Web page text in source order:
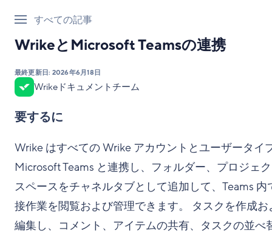
すべての記事
WrikeとMicrosoft Teamsの連携
最終更新日: 2026年6月18日
Wrikeドキュメントチーム
要するに
Wrike はすべての Wrike アカウントとユーザータイ
Microsoft Teams と連携し、フォルダー、プロジェ
スペースをチャネルタブとして追加して、Teams 内
接作業を閲覧および管理できます。 タスクを作成お
編集し、コメント、アイテムの共有、タスクの並べ